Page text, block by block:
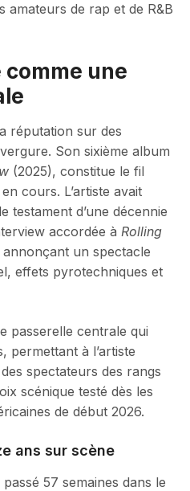
amateurs de rap et de R&B
comme une
réputation sur des
Son sixième album
(2025), constitue le fil
cours. L’artiste avait
testament d’une décennie
accordée à Rolling
un spectacle
effets pyrotechniques et
passerelle centrale qui
permettant à l’artiste
spectateurs des rangs
scénique testé dès les
de début 2026.
ans sur scène
passé 57 semaines dans le